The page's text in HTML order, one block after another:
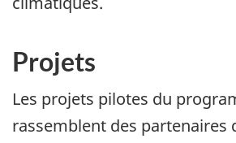
Projets
Les projets pilotes du
rassemblent des partenaires